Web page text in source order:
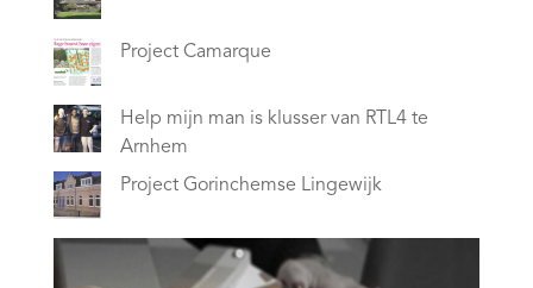
Project Camarque
Help mijn man is klusser van RTL4 te
Arnhem
Project Gorinchemse Lingewijk